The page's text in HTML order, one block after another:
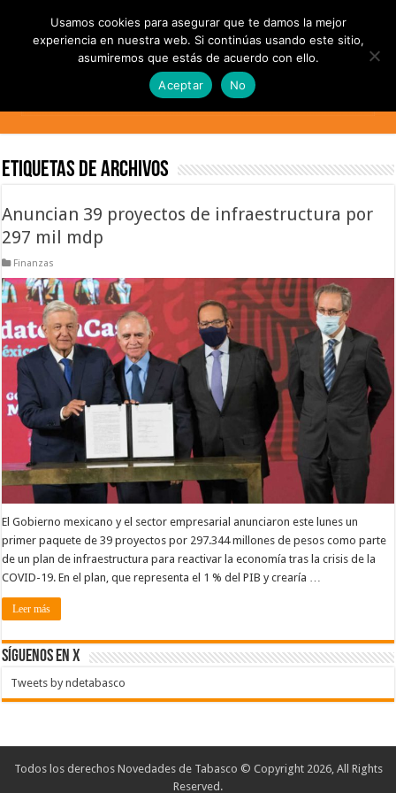
Etiquetas de Archivos
Anuncian 39 proyectos de infraestructura por
297 mil mdp
Finanzas
El Gobierno mexicano y el sector empresarial anunciaron este lunes un
primer paquete de 39 proyectos por 297.344 millones de pesos como parte
de un plan de infraestructura para reactivar la economía tras la crisis de la
COVID-19. En el plan, que representa el 1 % del PIB y crearía …
Leer más
SÍGUENOS EN X
Tweets by ndetabasco
Todos los derechos Novedades de Tabasco © Copyright 2026, All Rights
Reserved.
Usamos cookies para asegurar que te damos la mejor
experiencia en nuestra web. Si continúas usando este sitio,
asumiremos que estás de acuerdo con ello.
Aceptar
No